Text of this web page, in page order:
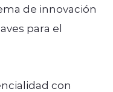
de innovación
para el
con